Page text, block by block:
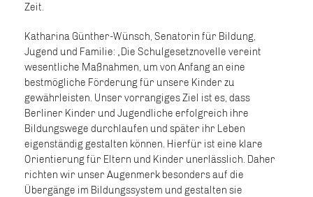
Zeit.
Katharina Günther-Wünsch, Senatorin für Bildung,
Jugend und Familie: „Die Schulgesetznovelle vereint
wesentliche Maßnahmen, um von Anfang an eine
bestmögliche Förderung für unsere Kinder zu
gewährleisten. Unser vorrangiges Ziel ist es, dass
Berliner Kinder und Jugendliche erfolgreich ihre
Bildungswege durchlaufen und später ihr Leben
eigenständig gestalten können. Hierfür ist eine klare
Orientierung für Eltern und Kinder unerlässlich. Daher
richten wir unser Augenmerk besonders auf die
Übergänge im Bildungssystem und gestalten sie